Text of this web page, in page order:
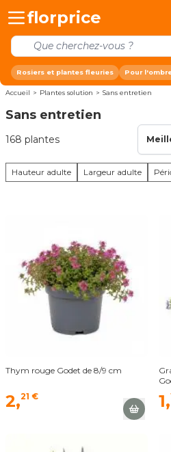
Allez au contenu
florprice
Rosiers et plantes fleuries Pour
Accueil > Plantes solution > Sans entretien
Sans entretien
168 plantes
Hauteur adulte Largeur adulte
Thym rouge Godet de 8/9 cm
2,21 € 1,